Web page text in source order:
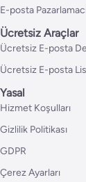
E-posta
Ücretsiz Araçlar
Ücretsiz E-posta
Ücretsiz E-posta
Yasal
Hizmet Koşulları
Gizlilik Politikası
GDPR
Çerez Ayarları